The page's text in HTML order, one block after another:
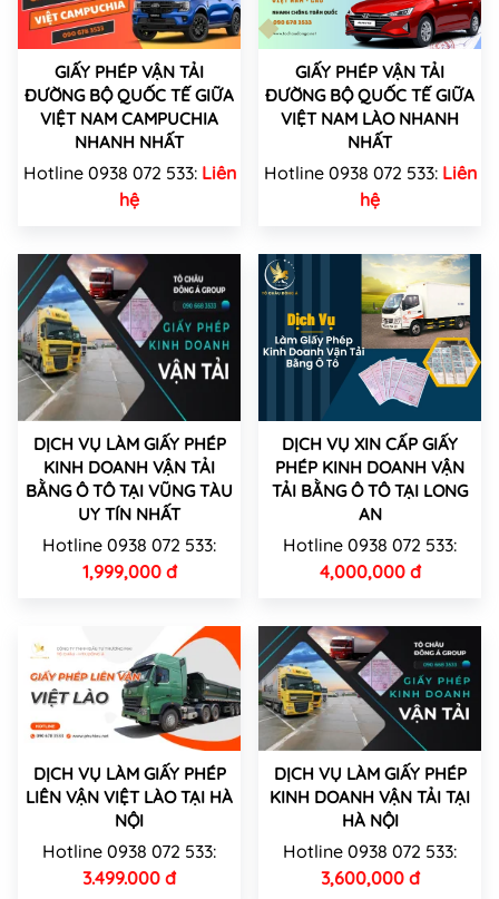
GIẤY PHÉP VẬN TẢI
ĐƯỜNG BỘ QUỐC TẾ GIỮA
VIỆT NAM CAMPUCHIA
NHANH NHẤT
Hotline 0938 072 533: Liên
hệ
GIẤY PHÉP VẬN TẢI
ĐƯỜNG BỘ QUỐC TẾ GIỮA
VIỆT NAM LÀO NHANH
NHẤT
Hotline 0938 072 533: Liên
hệ
DỊCH VỤ LÀM GIẤY PHÉP
KINH DOANH VẬN TẢI
BẰNG Ô TÔ TẠI VŨNG TÀU
UY TÍN NHẤT
Hotline 0938 072 533:
1,999,000 đ
DỊCH VỤ XIN CẤP GIẤY
PHÉP KINH DOANH VẬN
TẢI BẰNG Ô TÔ TẠI LONG
AN
Hotline 0938 072 533:
4,000,000 đ
DỊCH VỤ LÀM GIẤY PHÉP
LIÊN VẬN VIỆT LÀO TẠI HÀ
NỘI
Hotline 0938 072 533:
3.499.000 đ
DỊCH VỤ LÀM GIẤY PHÉP
KINH DOANH VẬN TẢI TẠI
HÀ NỘI
Hotline 0938 072 533:
3,600,000 đ